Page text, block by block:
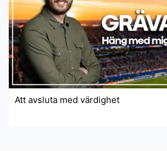
Att avsluta med värdighet